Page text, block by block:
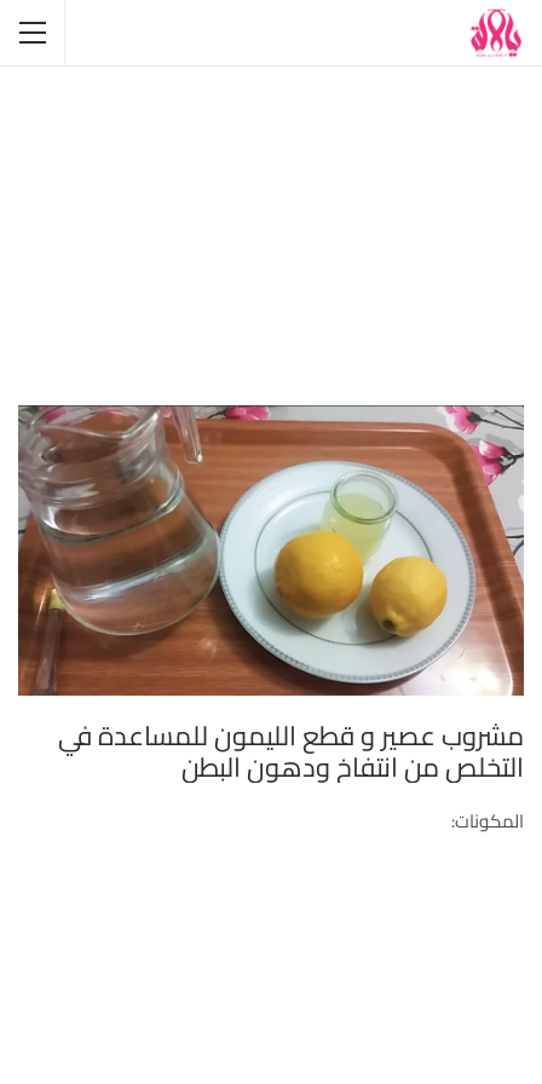
مشروب عصير و قطع الليمون للمساعدة في
التخلص من انتفاخ ودهون البطن
المكونات: